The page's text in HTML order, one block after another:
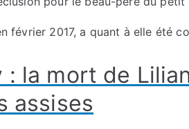
février 2017, a quant à elle été
: la mort de
assises